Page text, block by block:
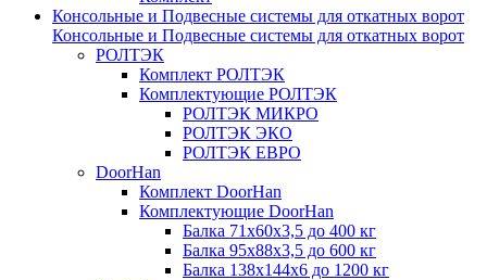
Консольные и Подвесные системы для откатных ворот
Консольные и Подвесные системы для откатных ворот
РОЛТЭК
Комплект РОЛТЭК
Комплектующие РОЛТЭК
РОЛТЭК МИКРО
РОЛТЭК ЭКО
РОЛТЭК ЕВРО
DoorHan
Комплект DoorHan
Комплектующие DoorHan
Балка 71х60х3,5 до 400 кг
Балка 95х88х3,5 до 600 кг
Балка 138х144х6 до 1200 кг